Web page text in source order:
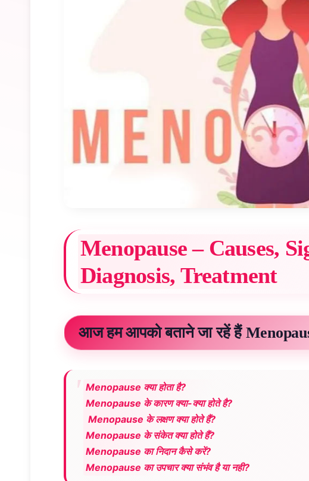
Menopause – Causes,
Diagnosis, Treatment
आज हम आपको बताने जा रहें हैं
Menopause क्या होता है?
Menopause के कारण क्या-क्या होते है?
Menopause के लक्षण क्या होते हैं?
Menopause के संकेत क्या होते हैं?
Menopause का निदान कैसे करें?
Menopause का उपचार क्या संभंव है या नही?